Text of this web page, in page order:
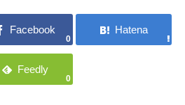
0
0